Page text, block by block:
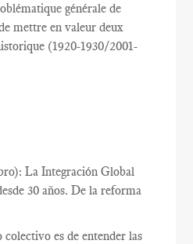
générale de
mettre en valeur deux
(1920-1930/2001-
La Integración Global
30 años. De la reforma
es de entender las